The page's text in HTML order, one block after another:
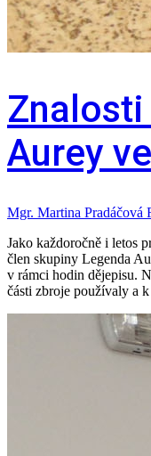
Aurey
Mgr. Martina Pradáčová
Jako každoročně i letos
člen skupiny Legenda
v rámci hodin dějepisu.
části zbroje používaly a